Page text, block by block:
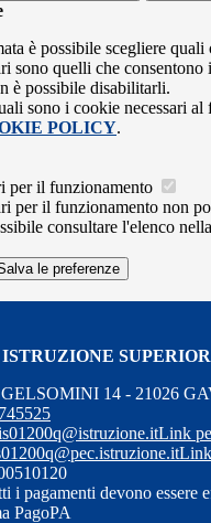
è possibile scegliere
sono quelli che
è possibile disabilitarli.
sono i cookie necessari
POLICY.
per il funzionamento
per il funzionamento non
consultare l'elenco
le preferenze
14 - 21026
Link
i pagamenti devono essere
PagoPA